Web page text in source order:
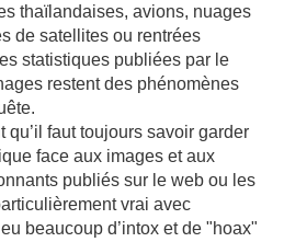
thaïlandaises, avions, nuages
de satellites ou rentrées
statistiques publiées par le
restent des phénomènes
faut toujours savoir garder
face aux images et aux
publiés sur le web ou les
vrai avec
beaucoup d’intox et de "hoax"